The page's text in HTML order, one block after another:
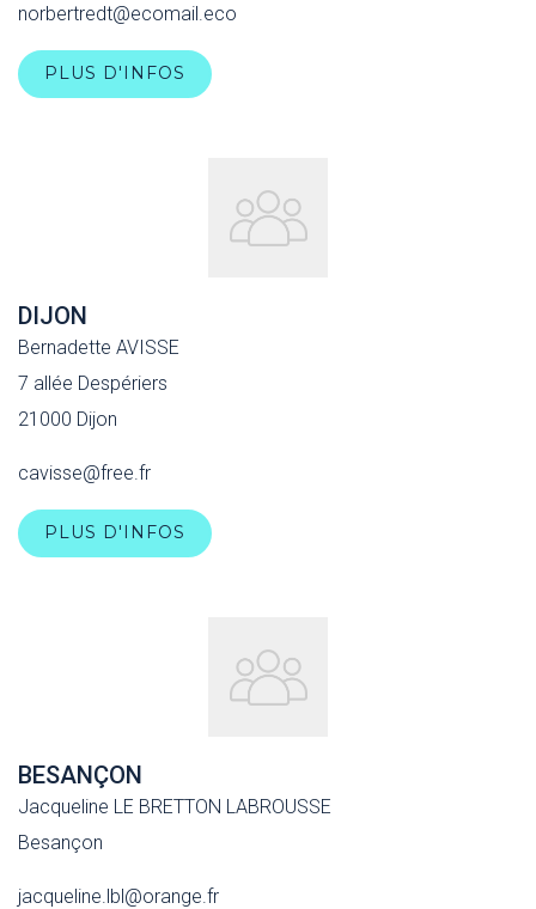
norbertredt@ecomail.eco
PLUS D'INFOS
DIJON
Bernadette AVISSE
7 allée Despériers
21000 Dijon
cavisse@free.fr
PLUS D'INFOS
BESANÇON
Jacqueline LE BRETTON LABROUSSE
Besançon
jacqueline.lbl@orange.fr